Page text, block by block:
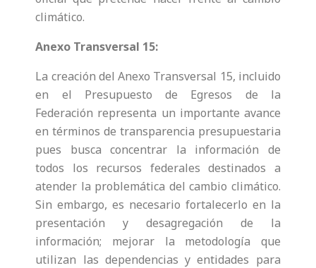
climático.
Anexo Transversal 15:
La creación del Anexo Transversal 15, incluido
en el Presupuesto de Egresos de la
Federación representa un importante avance
en términos de transparencia presupuestaria
pues busca concentrar la información de
todos los recursos federales destinados a
atender la problemática del cambio climático.
Sin embargo, es necesario fortalecerlo en la
presentación y desagregación de la
información; mejorar la metodología que
utilizan las dependencias y entidades para